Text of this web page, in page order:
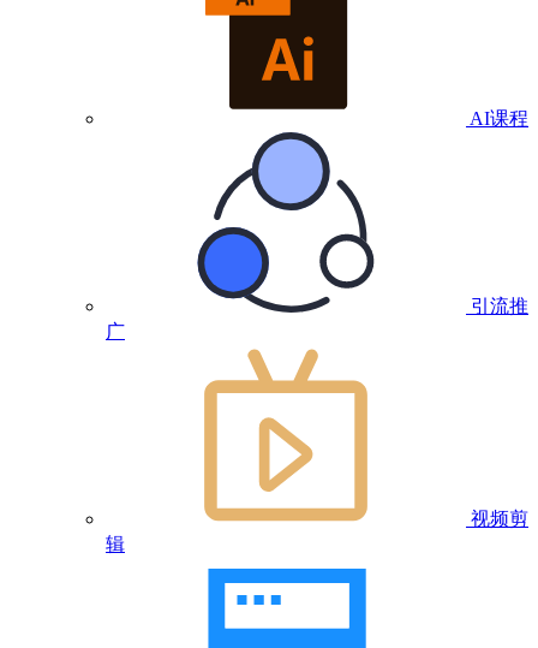
AI课程
引流推
广
视频剪
辑